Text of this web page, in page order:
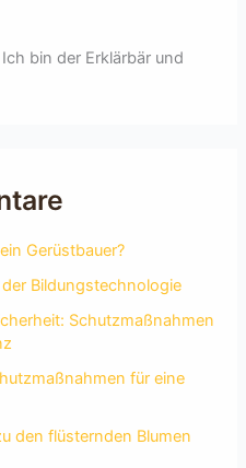
bin der Erklärbär und
Gerüstbauer?
Bildungstechnologie
Schutzmaßnahmen
für eine
den flüsternden Blumen